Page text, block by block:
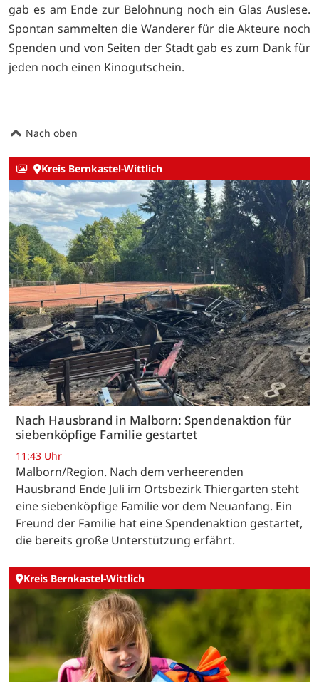
gab es am Ende zur Belohnung noch ein Glas Auslese.
Spontan sammelten die Wanderer für die Akteure noch
Spenden und von Seiten der Stadt gab es zum Dank für
jeden noch einen Kinogutschein.
Nach oben
Kreis Bernkastel-Wittlich
Nach Hausbrand in Malborn: Spendenaktion für
siebenköpfige Familie gestartet
11:43 Uhr
Malborn/Region. Nach dem verheerenden
Hausbrand Ende Juli im Ortsbezirk Thiergarten steht
eine siebenköpfige Familie vor dem Neuanfang. Ein
Freund der Familie hat eine Spendenaktion gestartet,
die bereits große Unterstützung erfährt.
Kreis Bernkastel-Wittlich